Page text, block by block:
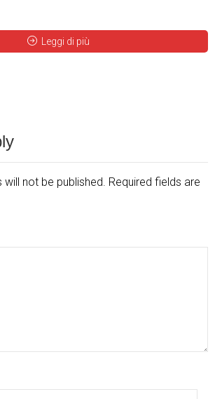
Leggi di più
will not be published. Required fields are